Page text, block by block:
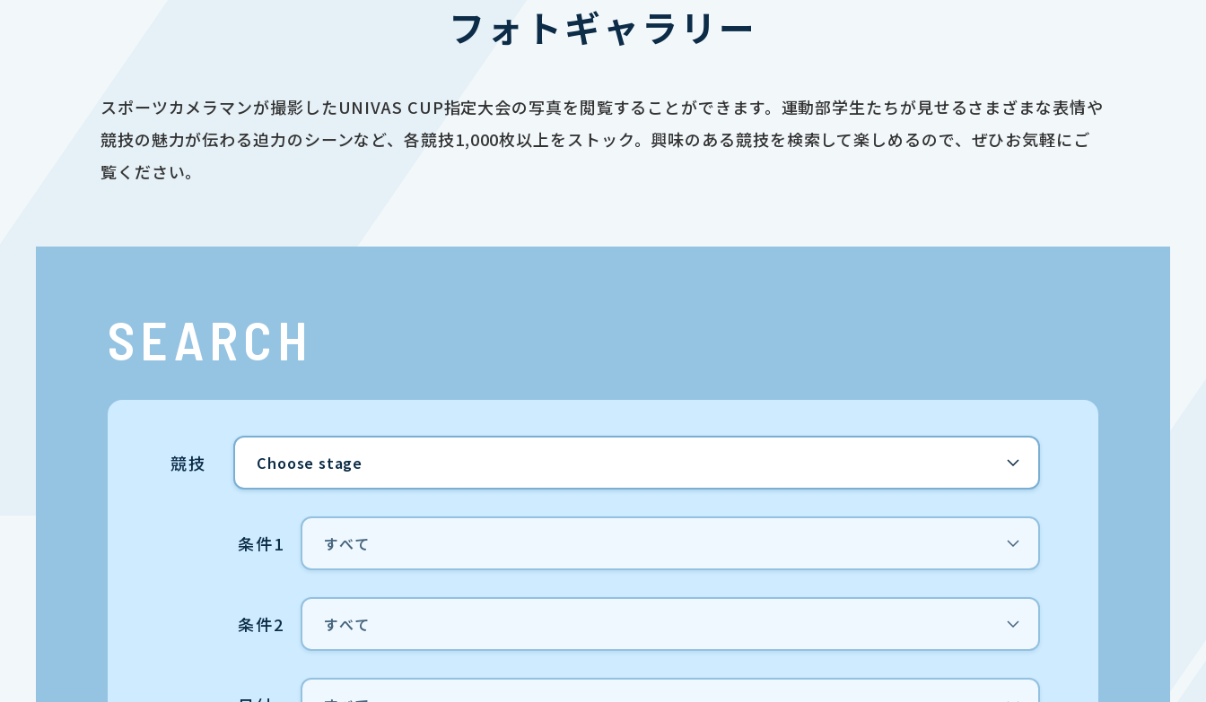
フォトギャラリー
スポーツカメラマンが撮影したUNIVAS CUP指定大会の写真を閲覧することができます。運動部学生たちが見せるさまざまな表情や
競技の魅力が伝わる迫力のシーンなど、各競技1,000枚以上をストック。興味のある競技を検索して楽しめるので、ぜひお気軽にご
覧ください。
SEARCH
競技
条件1
条件2